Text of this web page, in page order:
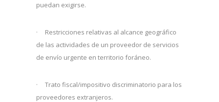
puedan exigirse.
· Restricciones relativas al alcance geográfico
de las actividades de un proveedor de servicios
de envío urgente en territorio foráneo.
· Trato fiscal/impositivo discriminatorio para los
proveedores extranjeros.